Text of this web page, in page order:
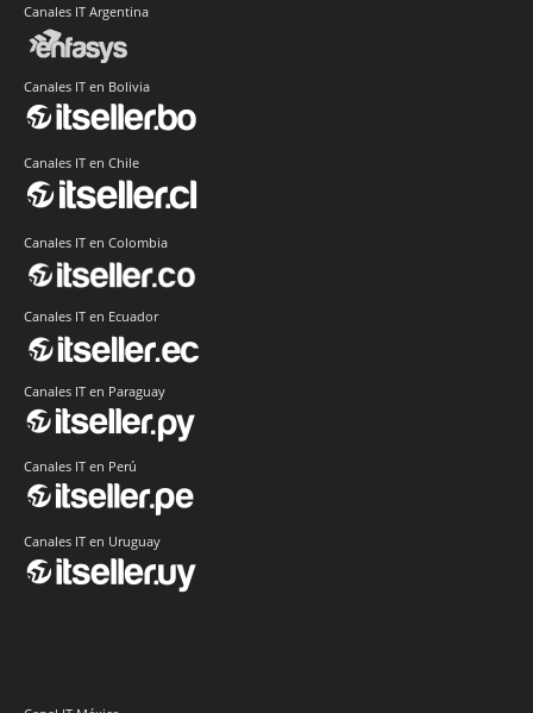
Canales IT Argentina
Canales IT en Bolivia
Canales IT en Chile
Canales IT en Colombia
Canales IT en Ecuador
Canales IT en Paraguay
Canales IT en Perú
Canales IT en Uruguay